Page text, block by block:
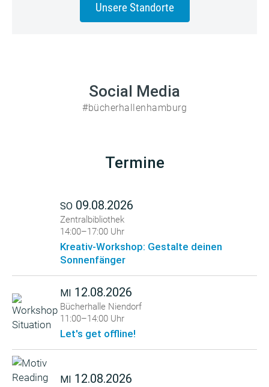
Unsere Standorte
Social Media
#bücherhallenhamburg
Termine
SO 09.08.2026
Zentralbibliothek
14:00–17:00 Uhr
Kreativ-Workshop: Gestalte deinen
Sonnenfänger
MI 12.08.2026
Bücherhalle Niendorf
11:00–14:00 Uhr
Let's get offline!
MI 12.08.2026